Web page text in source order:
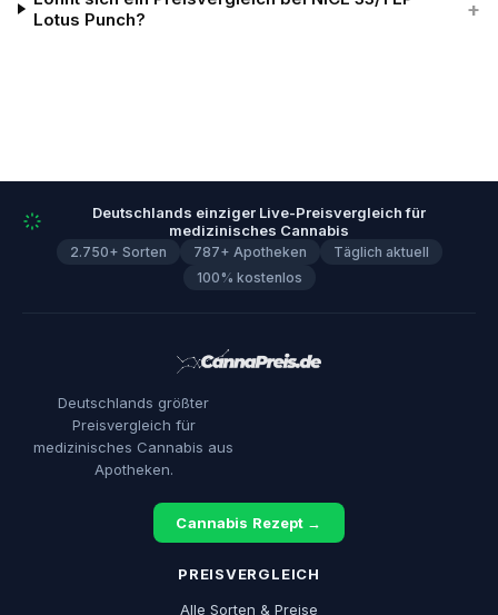
Lotus Punch?
+
Deutschlands einziger Live-Preisvergleich für
medizinisches Cannabis
2.750+ Sorten 787+ Apotheken
Täglich aktuell
100% kostenlos
Deutschlands größter
Preisvergleich für
medizinisches Cannabis aus
Apotheken.
Cannabis Rezept →
PREISVERGLEICH
Alle Sorten & Preise